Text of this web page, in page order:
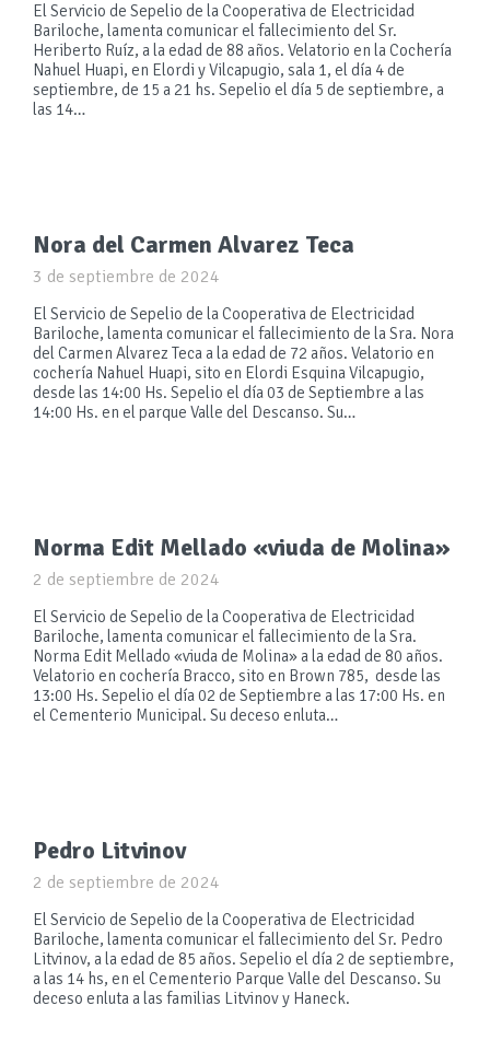
El Servicio de Sepelio de la Cooperativa de Electricidad
Bariloche, lamenta comunicar el fallecimiento del Sr.
Heriberto Ruíz, a la edad de 88 años. Velatorio en la Cochería
Nahuel Huapi, en Elordi y Vilcapugio, sala 1, el día 4 de
septiembre, de 15 a 21 hs. Sepelio el día 5 de septiembre, a
las 14…
Nora del Carmen Alvarez Teca
3 de septiembre de 2024
El Servicio de Sepelio de la Cooperativa de Electricidad
Bariloche, lamenta comunicar el fallecimiento de la Sra. Nora
del Carmen Alvarez Teca a la edad de 72 años. Velatorio en
cochería Nahuel Huapi, sito en Elordi Esquina Vilcapugio,
desde las 14:00 Hs. Sepelio el día 03 de Septiembre a las
14:00 Hs. en el parque Valle del Descanso. Su…
Norma Edit Mellado «viuda de Molina»
2 de septiembre de 2024
El Servicio de Sepelio de la Cooperativa de Electricidad
Bariloche, lamenta comunicar el fallecimiento de la Sra.
Norma Edit Mellado «viuda de Molina» a la edad de 80 años.
Velatorio en cochería Bracco, sito en Brown 785, desde las
13:00 Hs. Sepelio el día 02 de Septiembre a las 17:00 Hs. en
el Cementerio Municipal. Su deceso enluta…
Pedro Litvinov
2 de septiembre de 2024
El Servicio de Sepelio de la Cooperativa de Electricidad
Bariloche, lamenta comunicar el fallecimiento del Sr. Pedro
Litvinov, a la edad de 85 años. Sepelio el día 2 de septiembre,
a las 14 hs, en el Cementerio Parque Valle del Descanso. Su
deceso enluta a las familias Litvinov y Haneck.